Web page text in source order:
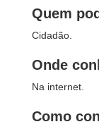
Quem
Cidadão.
Onde
Na internet.
Como